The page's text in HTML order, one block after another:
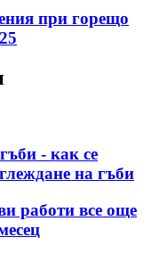
при горещо
- как се
на гъби
работи все още